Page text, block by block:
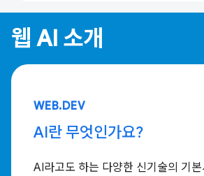
웹 AI 소개
WEB.DEV
AI란 무엇인가요?
AI라고도 하는 다양한 신기술의 기